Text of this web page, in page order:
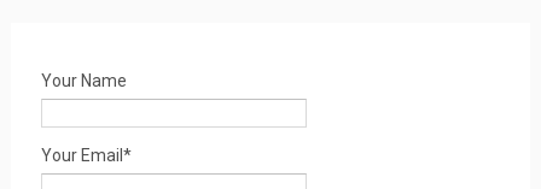
Your Name
Your Email*